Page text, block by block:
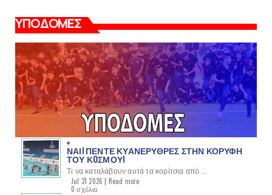
ΥΠΟΔΟΜΕΣ
ΝΑΙ! ΠΕΝΤΕ ΚΥΑΝΕΡΥΘΡΕΣ ΣΤΗΝ ΚΟΡΥΦΗ
ΤΟΥ ΚOΣΜΟΥ!
Τι να καταλάβουν αυτά τα κορίτσια από...
Jul 31 2026 | Read more
0 σχόλια